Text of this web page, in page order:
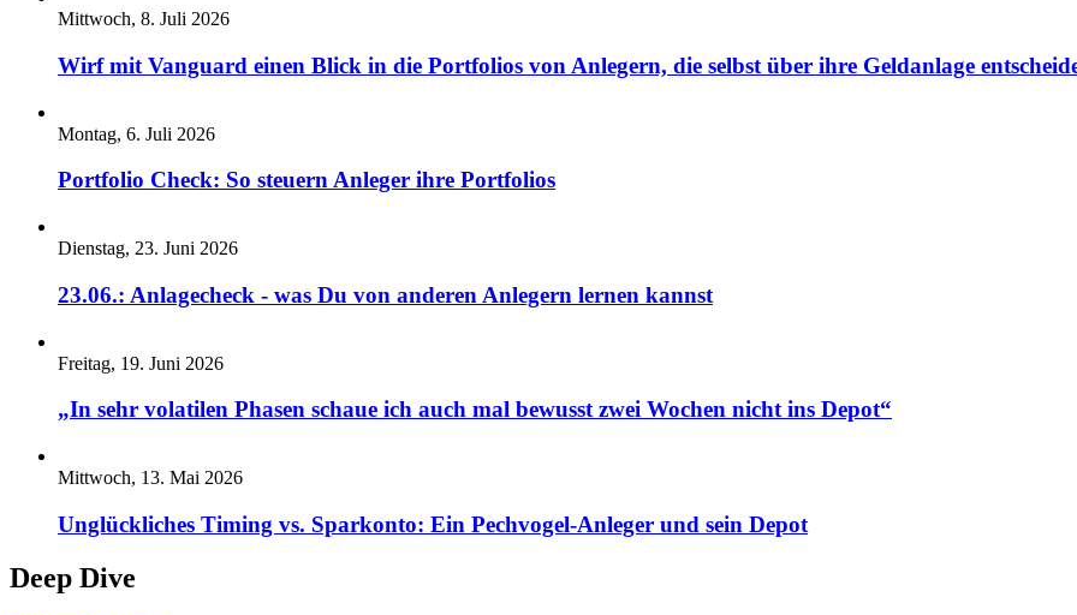
Mittwoch, 8. Juli 2026
Wirf mit Vanguard einen Blick in die Portfolios von Anlegern, die selbst über ihre Geldanlage
Montag, 6. Juli 2026
Portfolio Check: So steuern Anleger ihre Portfolios
Dienstag, 23. Juni 2026
23.06.: Anlagecheck - was Du von anderen Anlegern lernen kannst
Freitag, 19. Juni 2026
„In sehr volatilen Phasen schaue ich auch mal bewusst zwei Wochen nicht ins Depot“
Mittwoch, 13. Mai 2026
Unglückliches Timing vs. Sparkonto: Ein Pechvogel-Anleger und sein Depot
Deep Dive